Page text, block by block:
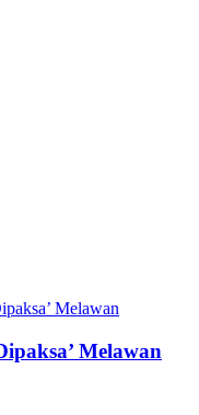
Melawan